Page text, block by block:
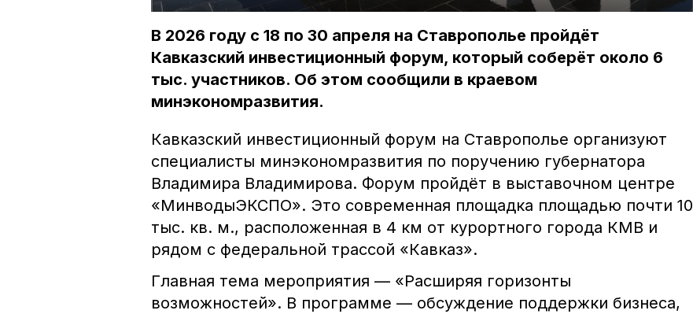
В 2026 году с 18 по 30 апреля на Ставрополье пройдёт
Кавказский инвестиционный форум, который соберёт около 6
тыс. участников. Об этом сообщили в краевом
минэкономразвития.
Кавказский инвестиционный форум на Ставрополье организуют
специалисты минэкономразвития по поручению губернатора
Владимира Владимирова. Форум пройдёт в выставочном центре
«МинводыЭКСПО». Это современная площадка площадью почти 10
тыс. кв. м., расположенная в 4 км от курортного города КМВ и
рядом с федеральной трассой «Кавказ».
Главная тема мероприятия — «Расширяя горизонты
возможностей». В программе — обсуждение поддержки бизнеса,